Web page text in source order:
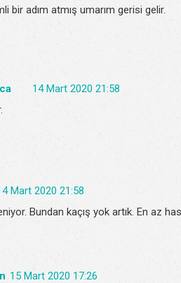
bir adım atmış umarım gerisi gelir.
14 Mart 2020 21:58
Mart 2020 21:58
Bundan kaçış yok artık. En az
15 Mart 2020 17:26